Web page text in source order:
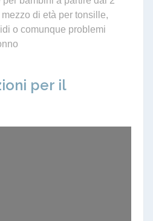
di età per tonsille,
o comunque problemi
per il